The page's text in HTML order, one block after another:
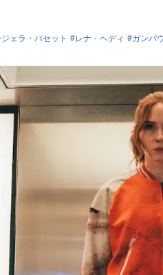
ェラ・バセット レナ・ヘディ ガンパ